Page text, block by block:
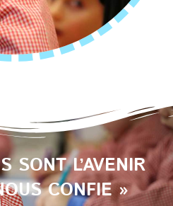
SONT L’AVENIR
CONFIE »